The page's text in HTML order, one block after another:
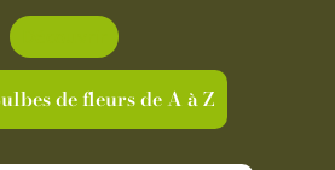
de fleurs de A à Z